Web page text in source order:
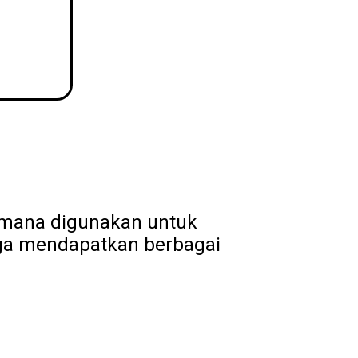
digunakan untuk
mendapatkan berbagai